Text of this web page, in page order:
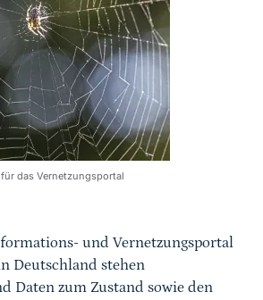
das Vernetzungsportal
und Vernetzungsportal
Deutschland stehen
Daten zum Zustand sowie den